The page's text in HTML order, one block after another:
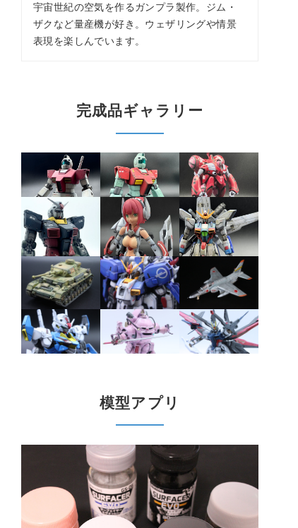
宇宙世紀の空気を作るガンプラ製作。ジム・
ザクなど量産機が好き。ウェザリングや情景
表現を楽しんでいます。
完成品ギャラリー
模型アプリ